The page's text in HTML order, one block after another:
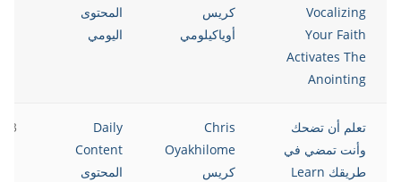
Vocalizing
Your Faith
Activates The
Anointing
كريس
أوياكيلومي
المحتوى
اليومي
تعلم أن تضحك
وأنت تمضي في
طريقك Learn
Chris
Oyakhilome
كريس
Daily
Content
المحتوى